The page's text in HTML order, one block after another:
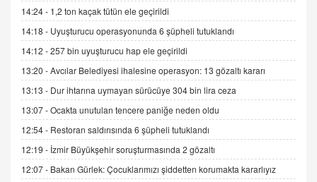
ADEM AKÖL
Esed Destekçilerinin Yüzüne Vurulan Şamar:
Sednaya
11.12.2024 12:30
DR. EKREM ASLAN
Gerçek Ne, Algı Ne? "Beraber Yürüyoruz"
Cümlesinin Peşinden
19.07.2025 12:45
GÖNÜL MENEKŞE
Şifacının Yolu
04.11.2025 12:56
14:24 - 1,2 ton kaçak tütün ele geçirildi
14:18 - Uyuşturucu operasyonunda 6 şüpheli tutuklandı
14:12 -257 bin uyuşturucu hap ele geçirildi
13:20 -Avcılar Belediyesi ihalesine operasyon: 13 gözaltı kararı
13:13 - Dur ihtarına uymayan sürücüye 304 bin lira ceza
13:07 -Ocakta unutulan tencere paniğe neden oldu
12:54 - Restoran saldırısında 6 şüpheli tutuklandı
12:19 - İzmir Büyükşehir soruşturmasında 2 gözaltı
12:07 - Bakan Gürlek: Çocuklarımızı şiddetten korumakta kararlıyız